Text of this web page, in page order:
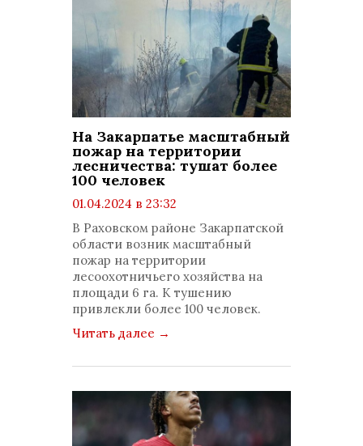
На Закарпатье масштабный
пожар на территории
лесничества: тушат более
100 человек
01.04.2024 в 23:32
просмотров: 1056
комментариев: 0
В Раховском районе Закарпатской
области возник масштабный
пожар на территории
лесоохотничьего хозяйства на
площади 6 га. К тушению
привлекли более 100 человек.
Читать далее →